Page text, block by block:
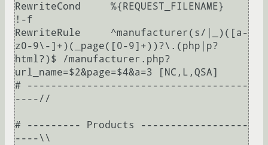
RewriteCond	%{REQUEST_FILENAME}
!-f
RewriteRule	^manufacturer(s/|_)([a-
z0-9\-]+)(_page([0-9]+))?\.(php|p?
html?)$	/manufacturer.php?
url_name=$2&page=$4&a=3	[NC,L,QSA]
# -------------------------------------
----//
# --------- Products ------------------
----\\